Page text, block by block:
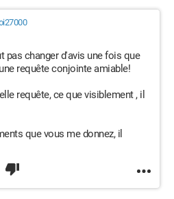
pas changer d'avis une fois que
requête conjointe amiable!
requête, ce que visiblement , il
que vous me donnez, il